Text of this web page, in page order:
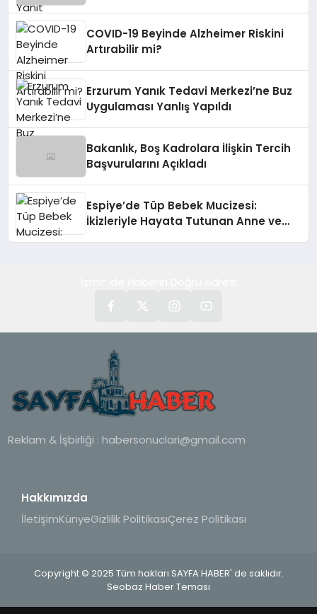
COVID-19 Beyinde Alzheimer Riskini
Artırabilir mi?
Erzurum Yanık Tedavi Merkezi’ne Buz
Uygulaması Yanlış Yapıldı
Bakanlık, Boş Kadrolara İlişkin Tercih
Başvurularını Açıkladı
Espiye’de Tüp Bebek Mucizesi:
İkizleriyle Hayata Tutunan Anne ve
Reklam & İşbirliği : habersonuclari@gmail.com
Hakkımızda
İletişimKünyeGizlilik PolitikasıÇerez Politikası
Copyright © 2025 Tüm hakları SAYFA HABER' de saklıdır.
Seobaz Haber Teması